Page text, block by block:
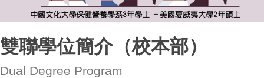
雙聯學位簡介（校本部）
Dual Degree Program